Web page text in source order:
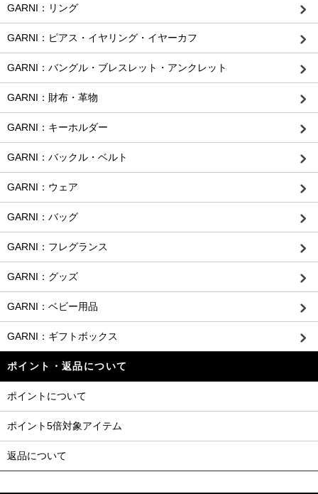
GARNI：リング
GARNI：ピアス・イヤリング・イヤーカフ
GARNI：バングル・ブレスレット・アンクレット
GARNI：財布・革物
GARNI：キーホルダー
GARNI：バックル・ベルト
GARNI：ウェア
GARNI：バッグ
GARNI：フレグランス
GARNI：グッズ
GARNI：ベビー用品
GARNI：ギフトボックス
ポイント・返品について
ポイントについて
ポイント5倍対象アイテム
返品について